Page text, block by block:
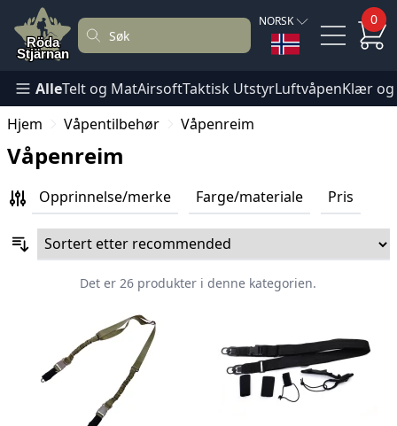
NORSK 0
AlleTelt og MatAirsoftTaktisk UtstyrLuftvåpenKlær
Hjem
Våpentilbehør Våpenreim
Våpenreim
Opprinnelse/merke Farge/materiale Pris
Det er 26 produkter i denne kategorien.